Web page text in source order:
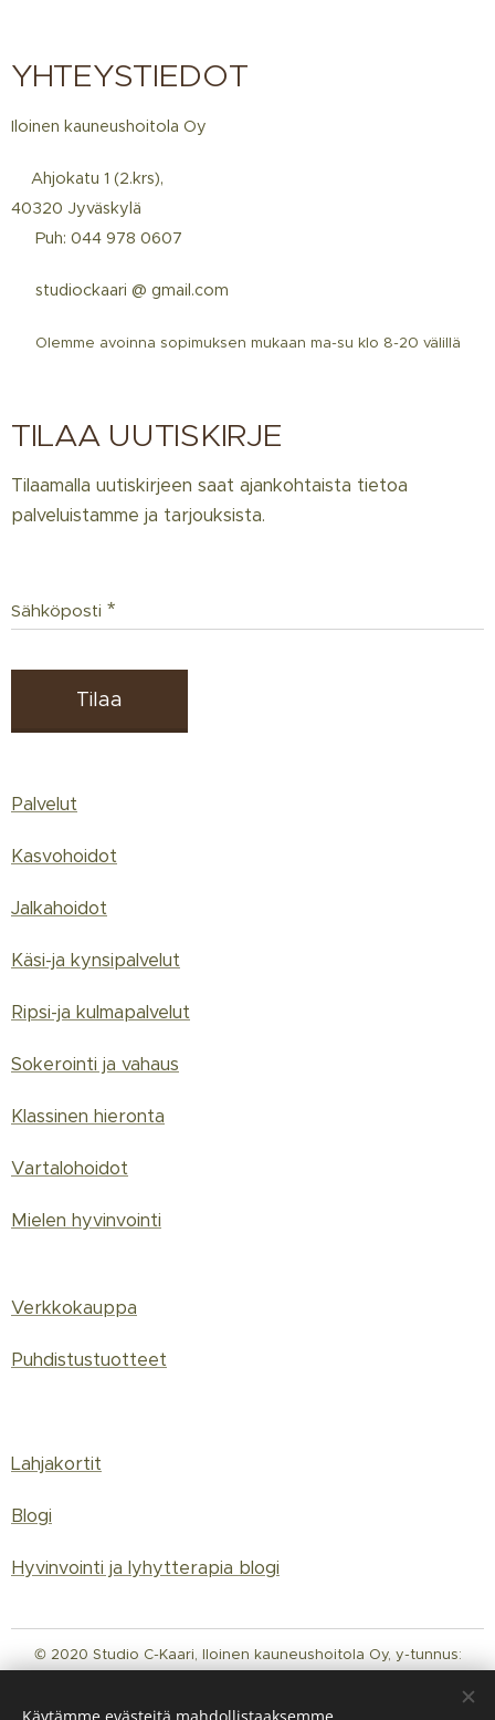
YHTEYSTIEDOT
Iloinen kauneushoitola Oy
📍Ahjokatu 1 (2.krs),
40320 Jyväskylä
☎️ Puh: 044 978 0607
📩 studiockaari @ gmail.com
Olemme avoinna sopimuksen mukaan ma-su klo 8-20 välillä
TILAA UUTISKIRJE
Tilaamalla uutiskirjeen saat ajankohtaista tietoa
palveluistamme ja tarjouksista.
Sähköposti
Tilaa
Palvelut
Kasvohoidot
Jalkahoidot
Käsi-ja kynsipalvelut
Ripsi-ja kulmapalvelut
Sokerointi ja vahaus
Klassinen hieronta
Vartalohoidot
Mielen hyvinvointi
Verkkokauppa
Puhdistustuotteet
Lahjakortit
Blogi
Hyvinvointi ja lyhytterapia blogi
© 2020 Studio C-Kaari, Iloinen kauneushoitola Oy, y-tunnus:
3142289-8 Luotu Webnodella,tietosuojakäytäntö
Evästeet